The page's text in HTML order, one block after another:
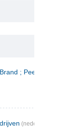
; Peer Gynt. 2
(nederlandsk)